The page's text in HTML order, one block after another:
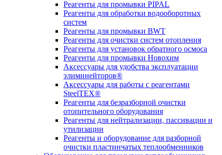
Реагенты для промывки PIPAL
Реагенты для обработки водооборотных
систем
Реагенты для промывки BWT
Реагенты для очистки систем отопления
Реагенты для установок обратного осмоса
Реагенты для промывки Новохим
Аксессуары для удобства эксплуатации
элиминейторов®
Аксессуары для работы с реагентами
SteelTEX®
Реагенты для безразборной очистки
отопительного оборудования
Реагенты для нейтрализации, пассивации и
утилизации
Реагенты и оборудование для разборной
очистки пластинчатых теплообменников